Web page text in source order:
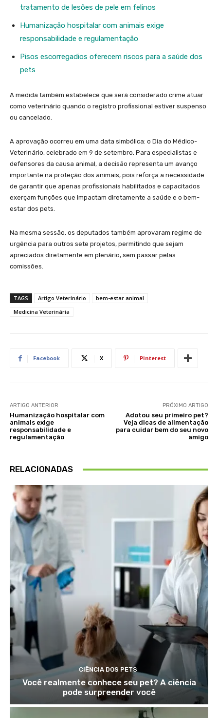
tratamento de lesões de pele em felinos
Humanização hospitalar com animais exige
responsabilidade e regulamentação
Pisos escorregadios oferecem riscos para a saúde dos
pets
A medida também estabelece que será considerado crime atuar
como veterinário quando o registro profissional estiver suspenso
ou cancelado.
A aprovação ocorreu em uma data simbólica: o Dia do Médico-
Veterinário, celebrado em 9 de setembro. Para especialistas e
defensores da causa animal, a decisão representa um avanço
importante na proteção dos animais, pois reforça a necessidade
de garantir que apenas profissionais habilitados e capacitados
exerçam funções que impactam diretamente a saúde e o bem-
estar dos pets.
Na mesma sessão, os deputados também aprovaram regime de
urgência para outros sete projetos, permitindo que sejam
apreciados diretamente em plenário, sem passar pelas
comissões.
TAGS Artigo Veterinário
bem-estar animal
Medicina Veterinária
Facebook X Pinterest
ARTIGO ANTERIOR
Humanização hospitalar com
animais exige
responsabilidade e
regulamentação
PRÓXIMO ARTIGO
Adotou seu primeiro pet?
Veja dicas de alimentação
para cuidar bem do seu novo
amigo
RELACIONADAS
CIÊNCIA DOS PETS
Você realmente conhece seu pet? A ciência
pode surpreender você